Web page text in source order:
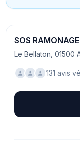
SOS
Le Bellaton, 01500
131 avis